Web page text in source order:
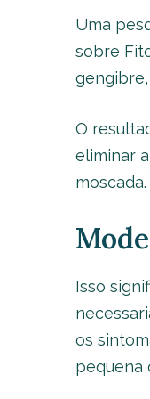
Uma
sobre
O
eliminar a
moscada.
Isso
os
pequena